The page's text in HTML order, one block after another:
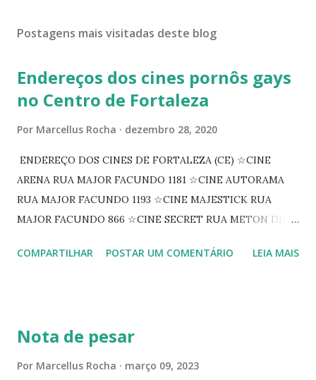
Postagens mais visitadas deste blog
Endereços dos cines pornôs gays
no Centro de Fortaleza
Por Marcellus Rocha dezembro 28, 2020
ENDEREÇO DOS CINES DE FORTALEZA (CE) ☆CINE
ARENA RUA MAJOR FACUNDO 1181 ☆CINE AUTORAMA
RUA MAJOR FACUNDO 1193 ☆CINE MAJESTICK RUA
MAJOR FACUNDO 866 ☆CINE SECRET RUA METON DE
PEIXOTO 1307 ☆CINE IRIS RUA FLORIANO PEIXOTO 1206
☆CINE VIP CLUBE RUA 24 DE MAIO 825 ☆CINE ECLIPSE
COMPARTILHAR POSTAR UM COMENTÁRIO LEIA MAIS
Nota de pesar
Por Marcellus Rocha março 09, 2023